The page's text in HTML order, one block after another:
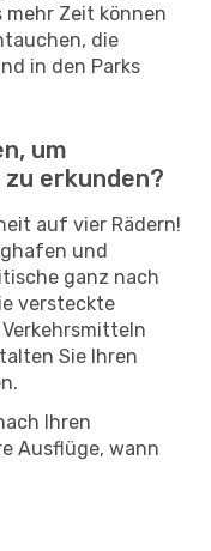
Zeit können
die
in den Parks
um
erkunden?
auf vier Rädern!
und
ganz nach
versteckte
Sie Ihren
Ihren
Ausflüge, wann